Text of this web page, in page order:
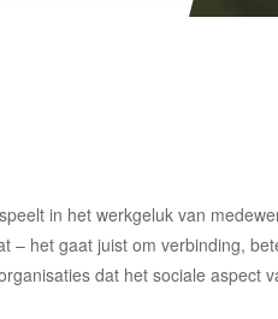
in het werkgeluk van
– het gaat juist om verbinding,
dat het sociale aspect